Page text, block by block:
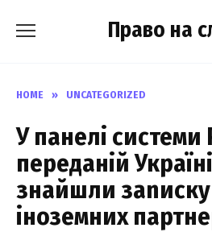
Право на
HOME » UNCATEGORIZED
У панелі
переданій
знайшли заnиску
іноземних